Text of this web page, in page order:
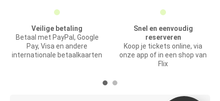
Veilige betaling
Betaal met PayPal, Google
Pay, Visa en andere
internationale betaalkaarten
Snel en eenvoudig
reserveren
Koop je tickets online, via
onze app of in een shop van
Flix